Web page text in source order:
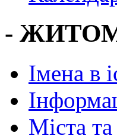
-
Імена в
Міста